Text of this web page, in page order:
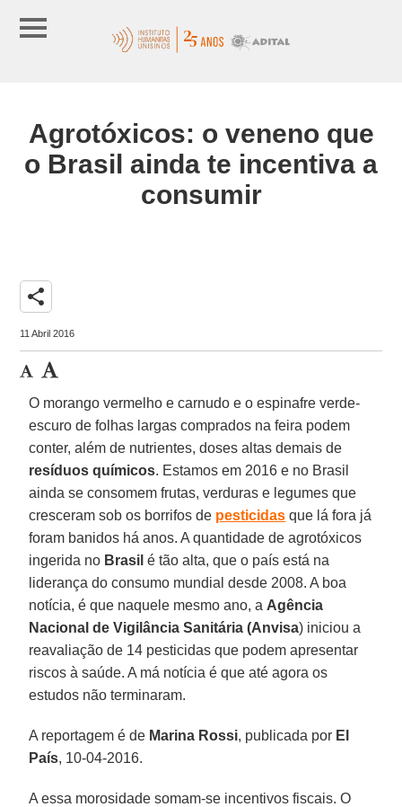
Agrotóxicos: o veneno que
o Brasil ainda te incentiva a
consumir
share
11 Abril 2016
O morango vermelho e carnudo e o espinafre verde-
escuro de folhas largas comprados na feira podem
conter, além de nutrientes, doses altas demais de
resíduos químicos. Estamos em 2016 e no Brasil
ainda se consomem frutas, verduras e legumes que
cresceram sob os borrifos de pesticidas que lá fora já
foram banidos há anos. A quantidade de agrotóxicos
ingerida no Brasil é tão alta, que o país está na
liderança do consumo mundial desde 2008. A boa
notícia, é que naquele mesmo ano, a Agência
Nacional de Vigilância Sanitária (Anvisa) iniciou a
reavaliação de 14 pesticidas que podem apresentar
riscos à saúde. A má notícia é que até agora os
estudos não terminaram.
A reportagem é de Marina Rossi, publicada por El
País, 10-04-2016.
A essa morosidade somam-se incentivos fiscais. O